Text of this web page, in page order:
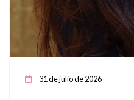
31 de julio de 2026